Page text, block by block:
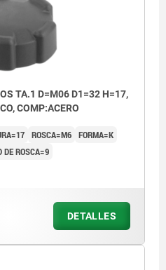
TA.1 D=M06 D1=32 H=17,
COMP:ACERO
ROSCA=M6 FORMA=K
DE ROSCA=9
DETALLES